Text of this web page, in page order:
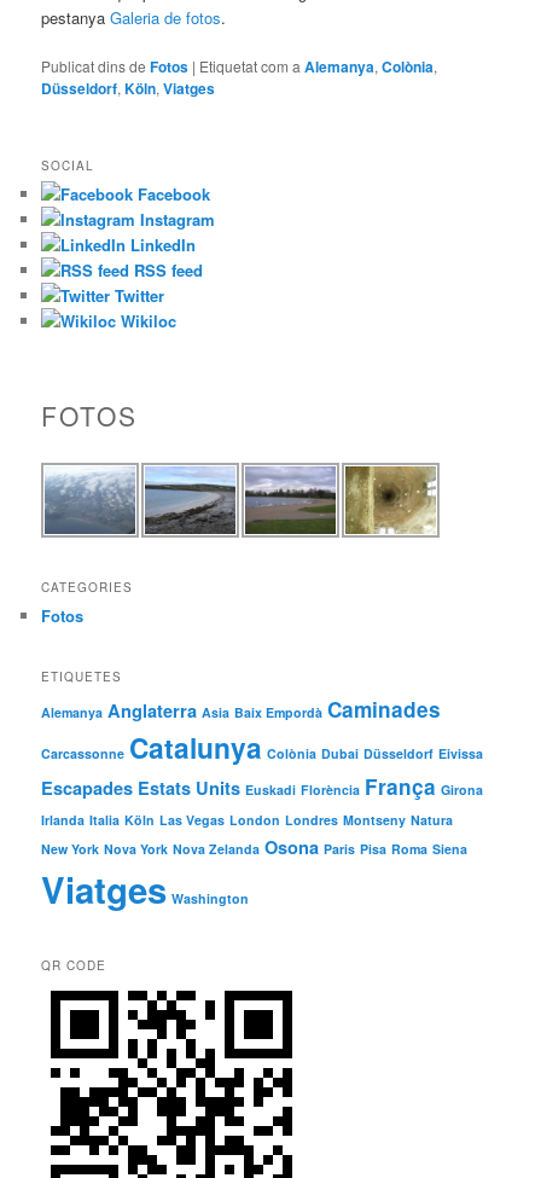
pestanyaGaleria de fotos.
Publicat dins de Fotos | Etiquetat com a Alemanya,Colònia,
Düsseldorf,Köln,Viatges
SOCIAL
Facebook
Instagram
LinkedIn
RSS feed
Twitter
Wikiloc
FOTOS
CATEGORIES
Fotos
ETIQUETES
Alemanya Anglaterra Asia Baix Empordà Caminades
Carcassonne Catalunya Colònia Dubai Düsseldorf Eivissa
Escapades Estats Units Euskadi Florència França Girona
Irlanda Italia Köln Las Vegas London Londres Montseny Natura
New York Nova York Nova Zelanda Osona Paris Pisa Roma Siena
Viatges Washington
QR CODE